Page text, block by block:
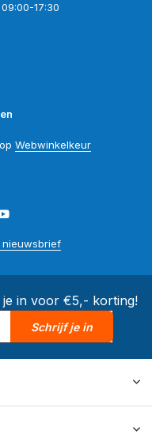
17:30
op Webwinkelkeur
nieuwsbrief
in voor €5,- korting!
Schrijf je in